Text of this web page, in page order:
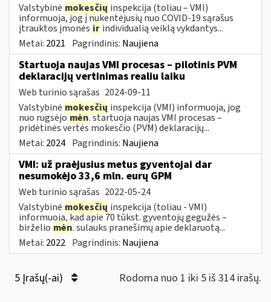
Valstybinė mokesčių inspekcija (toliau – VMI)
informuoja, jog į nukentėjusių nuo COVID-19 sąrašus
įtrauktos įmonės ir individualią veiklą vykdantys...
Metai: 2021 Pagrindinis: Naujiena
Startuoja naujas VMI procesas – pilotinis PVM
deklaracijų vertinimas realiu laiku
Web turinio sąrašas 2024-09-11
Valstybinė mokesčių inspekcija (VMI) informuoja, jog
nuo rugsėjomėn. startuoja naujas VMI procesas –
pridėtinės vertės mokesčio (PVM) deklaracijų...
Metai: 2024 Pagrindinis: Naujiena
VMI: už praėjusius metus gyventojai dar
nesumokėjo 33,6 mln. eurų GPM
Web turinio sąrašas 2022-05-24
Valstybinė mokesčių inspekcija (toliau - VMI)
informuoja, kad apie 70 tūkst. gyventojų gegužės –
birželio mėn. sulauks pranešimų apie deklaruotą...
Metai: 2022 Pagrindinis: Naujiena
5 Įrašų(-ai) Rodoma nuo 1 iki 5 iš 314 irašų.